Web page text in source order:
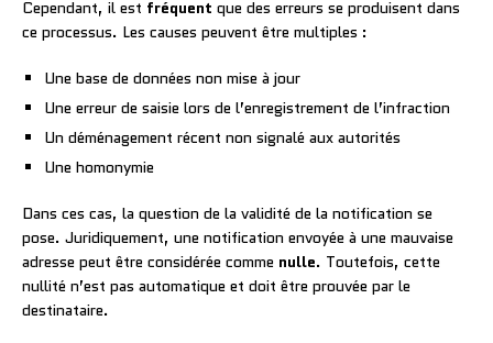
Cependant, il est fréquent que des erreurs se produisent dans
ce processus. Les causes peuvent être multiples :
Une base de données non mise à jour
Une erreur de saisie lors de l’enregistrement de l’infraction
Un déménagement récent non signalé aux autorités
Une homonymie
Dans ces cas, la question de la validité de la notification se
pose. Juridiquement, une notification envoyée à une mauvaise
adresse peut être considérée comme nulle. Toutefois, cette
nullité n’est pas automatique et doit être prouvée par le
destinataire.